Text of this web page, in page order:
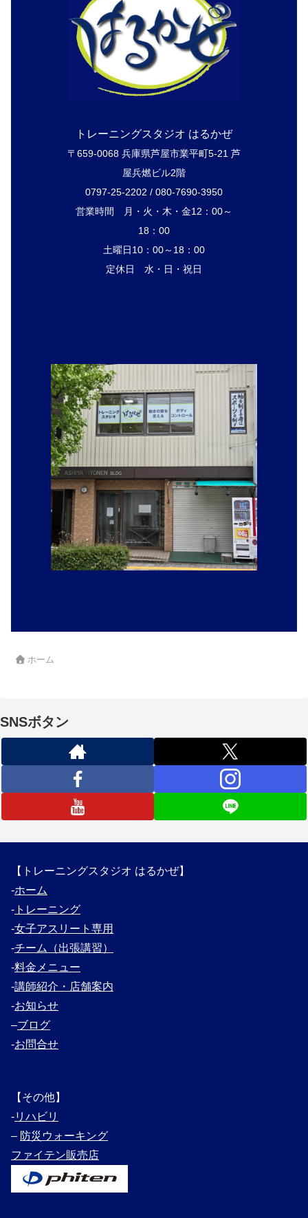
トレーニングスタジオ はるかぜ
〒659-0068 兵庫県芦屋市業平町5-21 芦
屋兵燃ビル2階
0797-25-2202 / 080-7690-3950
営業時間 月・火・木・金12：00～
18：00
土曜日10：00～18：00
定休日 水・日・祝日
ホーム
SNSボタン
【トレーニングスタジオ はるかぜ】
‐ホーム
‐ トレーニング
‐女子アスリート専用
‐チーム（出張講習）
‐料金メニュー
‐講師紹介・ 店舗案内
‐お知らせ
–ブログ
‐お問合せ
【その他】
‐リハビリ
– 防災ウォーキング
ファイテン販売店